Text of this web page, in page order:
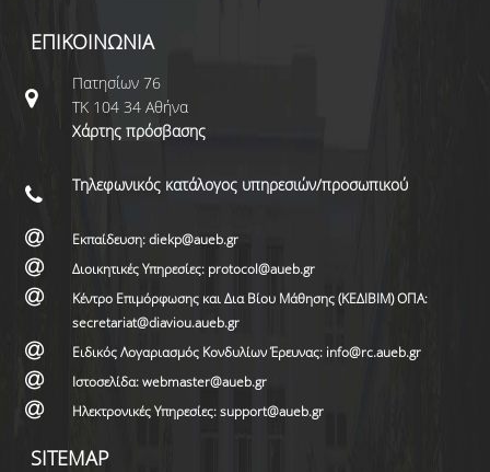
ΕΠΙΚΟΙΝΩΝΙΑ
Πατησίων 76
ΤΚ 104 34 Αθήνα
Χάρτης πρόσβασης
Τηλεφωνικός κατάλογος υπηρεσιών/προσωπικού
Εκπαίδευση: diekp@aueb.gr
Διοικητικές Υπηρεσίες: protocol@aueb.gr
Κέντρο Επιμόρφωσης και Δια Βίου Μάθησης (ΚΕΔΙΒΙΜ) ΟΠΑ:
secretariat@diaviou.aueb.gr
Ειδικός Λογαριασμός Κονδυλίων Έρευνας: info@rc.aueb.gr
Ιστοσελίδα: webmaster@aueb.gr
Ηλεκτρονικές Υπηρεσίες: support@aueb.gr
SITEMAP